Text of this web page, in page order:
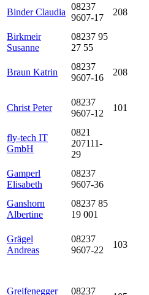
Binder Claudia
08237
9607-17
208
Birkmeir
Susanne
08237 95
27 55
Braun Katrin
08237
9607-16
208
Christ Peter
08237
9607-12
101
fly-tech IT
GmbH
0821
207111-
29
Gamperl
Elisabeth
08237
9607-36
Ganshorn
Albertine
08237 85
19 001
Grägel
Andreas
08237
9607-22
103
Greifenegger
08237